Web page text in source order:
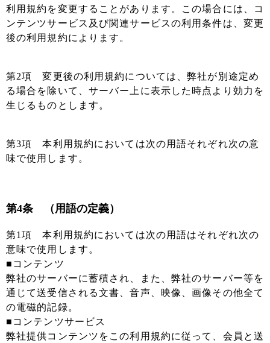
利用規約を変更することがあります。この場合には、コ
ンテンツサービス及び関連サービスの利用条件は、変更
後の利用規約によります。
第2項 変更後の利用規約については、弊社が別途定め
る場合を除いて、サーバー上に表示した時点より効力を
生じるものとします。
第3項 本利用規約においては次の用語それぞれ次の意
味で使用します。
第4条 （用語の定義）
第1項 本利用規約においては次の用語はそれぞれ次の
意味で使用します。
■コンテンツ
弊社のサーバーに蓄積され、また、弊社のサーバー等を
通じて送受信される文書、音声、映像、画像その他全て
の電磁的記録。
■コンテンツサービス
弊社提供コンテンツをこの利用規約に従って、会員と送